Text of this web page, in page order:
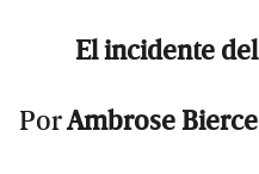
El incidente
PorAmbrose Bierce